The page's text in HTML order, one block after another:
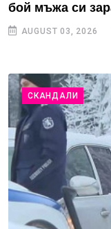
бой мъжа си
AUGUST 03, 2026
СКАНДАЛИ